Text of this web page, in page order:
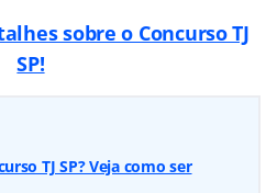
sobre o Concurso TJ
SP!
TJ SP? Veja como ser